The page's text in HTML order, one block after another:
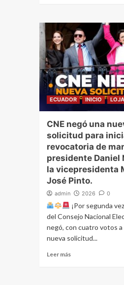
ECUADOR INICIO LOJA
CNE negó una
solicitud para
revocatoria de
presidente Daniel
la vicepresidenta
José Pinto.
admin 2026 0
¡Por segunda
del Consejo Nacional
negó, con cuatro votos a
nueva solicitud...
Leer más